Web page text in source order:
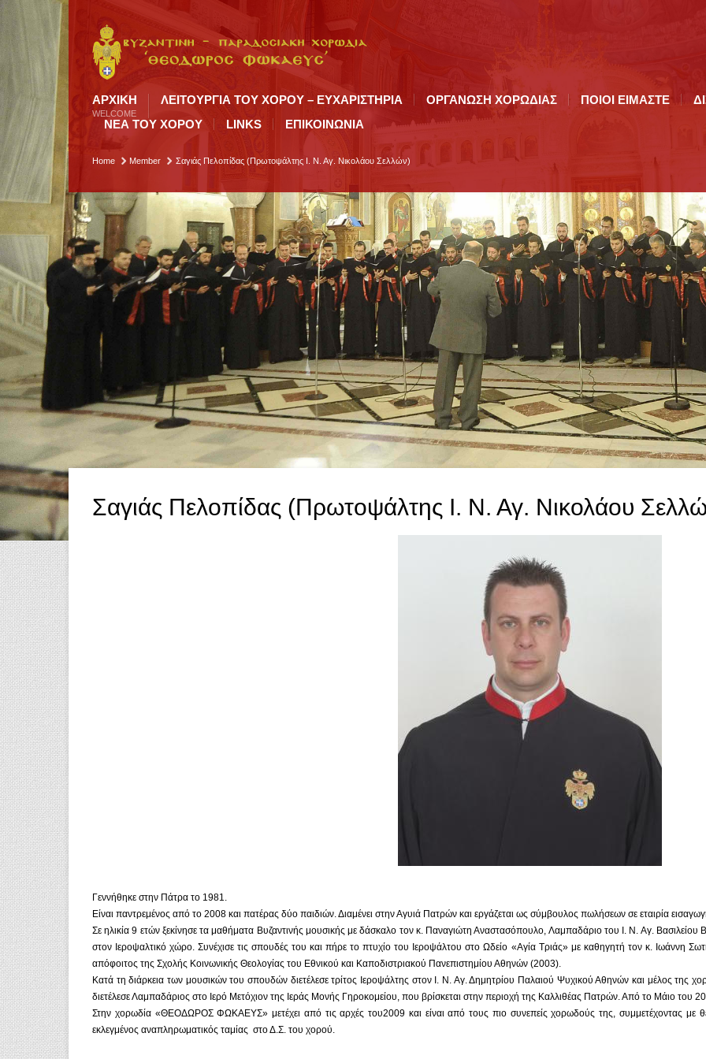
ΑΡΧΙΚΉ
WELCOME
ΛΕΙΤΟΥΡΓΙΑ ΤΟΥ ΧΟΡΟΥ – ΕΥΧΑΡΙΣΤΗΡΙΑ ΟΡΓΑΝΩΣΗ ΧΟΡΩΔΙΑΣ ΠΟΙΟI ΕΙΜΑΣΤΕ
ΝΕΑ ΤΟΥ ΧΟΡΟΥ
LINKS ΕΠΙΚΟΙΝΩΝΙΑ
Home Member Σαγιάς Πελοπίδας (Πρωτοψάλτης Ι. Ν. Αγ. Νικολάου Σελλών)
Σαγιάς Πελοπίδας (Πρωτοψάλτης Ι. Ν. Αγ. Νικολάου
Γεννήθηκε στην Πάτρα το 1981.
Είναι παντρεμένος από το 2008 και πατέρας δύο παιδιών. Διαμένει στην Αγυιά Πατρών και εργάζεται ως σύμβουλος πωλήσεων σε εταιρία
Σε ηλικία 9 ετών ξεκίνησε τα μαθήματα Βυζαντινής μουσικής με δάσκαλο τον κ. Παναγιώτη Αναστασόπουλο, Λαμπαδάριο του Ι. Ν. Αγ. Βασιλείου
στον Ιεροψαλτικό χώρο. Συνέχισε τις σπουδές του και πήρε το πτυχίο του Ιεροψάλτου στο Ωδείο «Αγία Τριάς» με καθηγητή τον κ. Ιωάννη
απόφοιτος της Σχολής Κοινωνικής Θεολογίας του Εθνικού και Καποδιστριακού Πανεπιστημίου Αθηνών (2003).
Κατά τη διάρκεια των μουσικών του σπουδών διετέλεσε τρίτος Ιεροψάλτης στον Ι. Ν. Αγ. Δημητρίου Παλαιού Ψυχικού Αθηνών και μέλος της
διετέλεσε Λαμπαδάριος στο Ιερό Μετόχιον της Ιεράς Μονής Γηροκομείου, που βρίσκεται στην περιοχή της Καλλιθέας Πατρών. Από το Μάιο του
Στην χορωδία «ΘΕΟΔΩΡΟΣ ΦΩΚΑΕΥΣ» μετέχει από τις αρχές του2009 και είναι από τους πιο συνεπείς χορωδούς της, συμμετέχοντας με
εκλεγμένος αναπληρωματικός ταμίας στο Δ.Σ. του χορού.